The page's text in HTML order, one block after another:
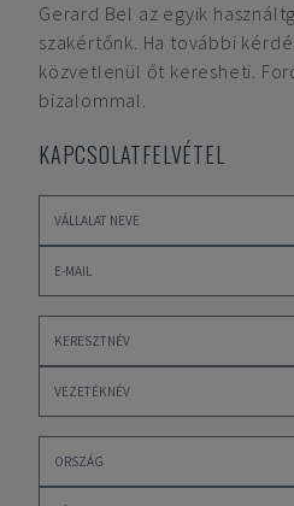
Gerard Bel az egyik
szakértőnk. Ha további
közvetlenül őt keresheti.
bizalommal.
KAPCSOLATFELVÉTEL